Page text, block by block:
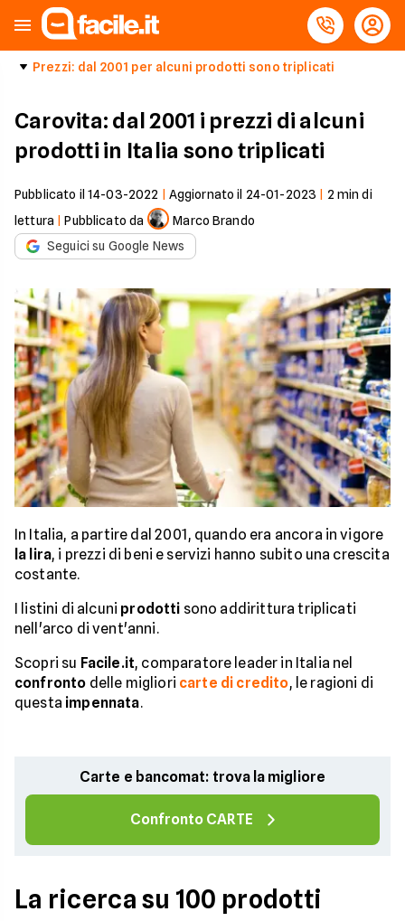
Prezzi: dal 2001 per alcuni prodotti sono triplicati
Carovita: dal 2001 i prezzi di alcuni
prodotti in Italia sono triplicati
Pubblicato il 14-03-2022 Aggiornato il 24-01-2023 2 min di
lettura |Pubblicato da
Marco Brando
Seguici su Google News
In Italia, a partire dal 2001, quando era ancora in vigore
la lira, i prezzi di beni e servizi hanno subito una crescita
costante.
I listini di alcuni prodotti sono addirittura triplicati
nell'arco di vent'anni.
Scopri su Facile.it, comparatore leader in Italia nel
confronto delle migliori carte di credito, le ragioni di
questa impennata.
Carte e bancomat: trova la migliore
Confronto CARTE
La ricerca su 100 prodotti